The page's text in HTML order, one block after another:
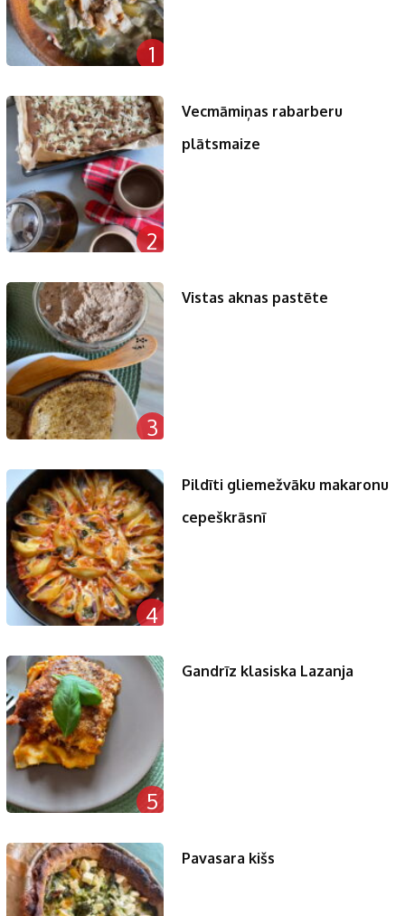
1
2
Vecmāmiņas rabarberu
plātsmaize
3
Vistas aknas pastēte
4
Pildīti gliemežvāku makaronu
cepeškrāsnī
5
Gandrīz klasiska Lazanja
Pavasara kišs